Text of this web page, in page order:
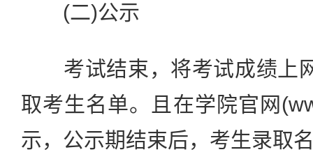
(二)公示
考试结束，将考试成绩上
取考生名单。且在学院官网
示，公示期结束后，考生录取